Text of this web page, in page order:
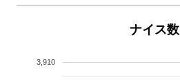
ナイス数
3,910